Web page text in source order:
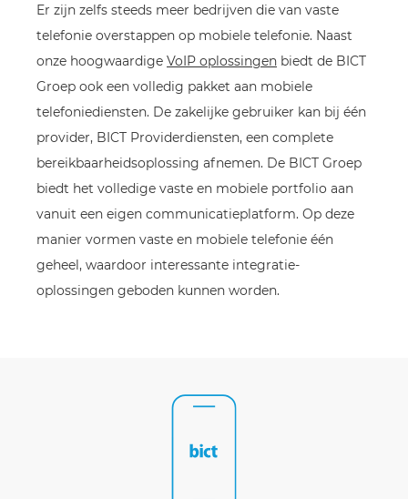
Er zijn zelfs steeds meer bedrijven die van vaste
telefonie overstappen op mobiele telefonie. Naast
onze hoogwaardige VoIP oplossingen biedt de BICT
Groep ook een volledig pakket aan mobiele
telefoniediensten. De zakelijke gebruiker kan bij één
provider, BICT Providerdiensten, een complete
bereikbaarheidsoplossing afnemen. De BICT Groep
biedt het volledige vaste en mobiele portfolio aan
vanuit een eigen communicatieplatform. Op deze
manier vormen vaste en mobiele telefonie één
geheel, waardoor interessante integratie-
oplossingen geboden kunnen worden.